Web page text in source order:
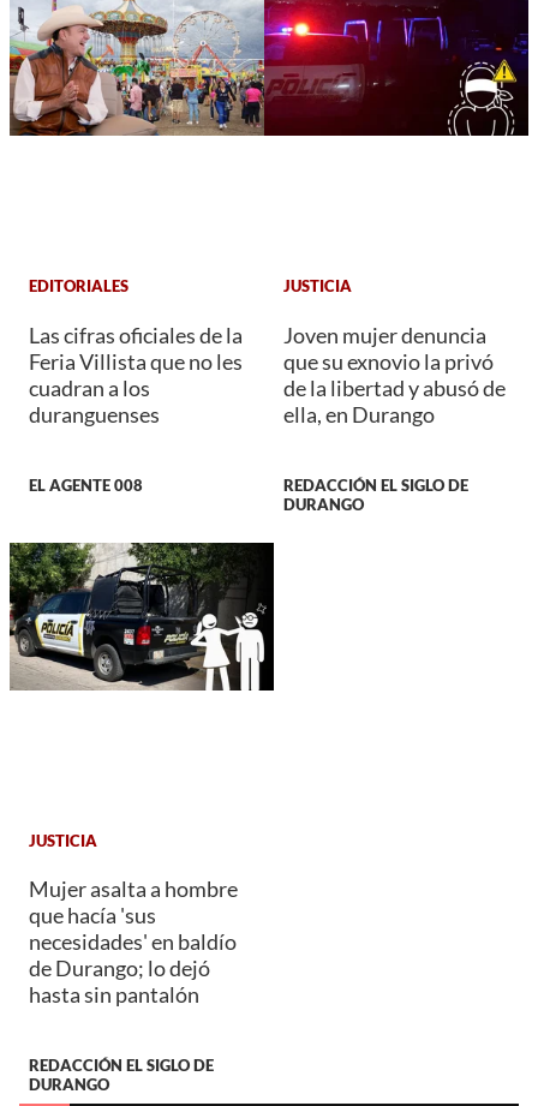
EDITORIALES
Las cifras oficiales de la
Feria Villista que no les
cuadran a los
duranguenses
EL AGENTE 008
JUSTICIA
Joven mujer denuncia
que su exnovio la privó
de la libertad y abusó de
ella, en Durango
REDACCIÓN EL SIGLO DE
DURANGO
JUSTICIA
Mujer asalta a hombre
que hacía 'sus
necesidades' en baldío
de Durango; lo dejó
hasta sin pantalón
REDACCIÓN EL SIGLO DE
DURANGO